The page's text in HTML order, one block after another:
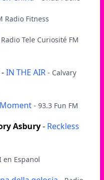
Radio Fitness
Tele Curiosité FM
-IN THE AIR - Calvary
- 93.3 Fun FM
Asbury- Reckless
en Espanol